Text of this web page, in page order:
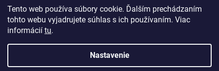
Tento web používa súbory cookie. Ďalším prechádzaním
tohto webu vyjadrujete súhlas s ich používaním. Viac
informácií tu.
Nastavenie
Sledovať na Instagrame
Vytvoril Shoptet